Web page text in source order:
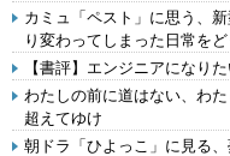
カミュ「ペスト」に思う、
り変わってしまった日常を
【書評】エンジニアになり
わたしの前に道はない、わ
超えてゆけ
朝ドラ「ひよっこ」に見る